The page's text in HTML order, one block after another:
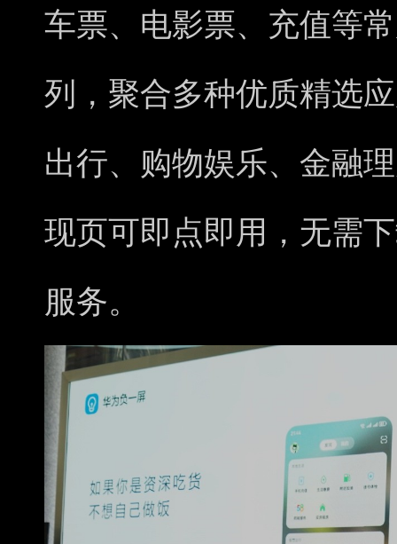
车票、电影票、充值等
列，聚合多种优质精选
出行、购物娱乐、金融
现页可即点即用，无需
服务。